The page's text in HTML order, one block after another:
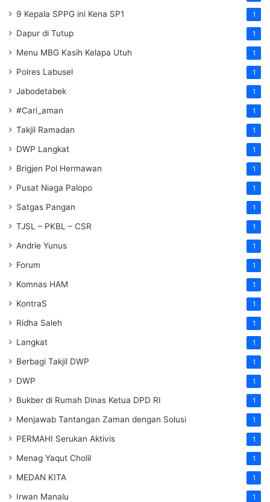
9 Kepala SPPG ini Kena SP1 1
Dapur di Tutup 1
Menu MBG Kasih Kelapa Utuh 1
Polres Labusel 1
Jabodetabek 1
#Cari_aman 1
Takjil Ramadan 1
DWP Langkat 1
Brigjen Pol Hermawan 1
Pusat Niaga Palopo 1
Satgas Pangan 1
TJSL – PKBL – CSR 1
Andrie Yunus 1
Forum 1
Komnas HAM 1
KontraS 1
Ridha Saleh 1
Langkat 1
Berbagi Takjil DWP 1
DWP 1
Bukber di Rumah Dinas Ketua DPD RI 1
Menjawab Tantangan Zaman dengan Solusi 1
PERMAHI Serukan Aktivis 1
Menag Yaqut Cholil 1
MEDAN KITA 1
Irwan Manalu 1